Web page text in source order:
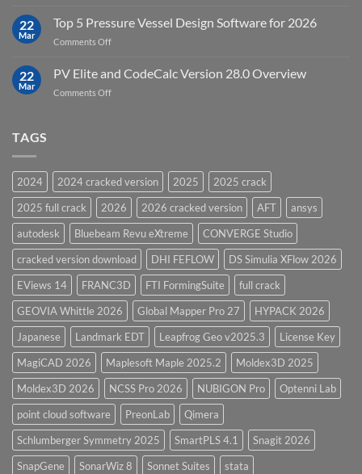
Software
Upgrades
in
12D
15.0
22
Mar
Top 5 Pressure Vessel Design Software for 2026
Comments Offon
Pressure
Vessel
22
Mar
PV Elite and CodeCalc Version 28.0 Overview
Comments Offon
28.0
Overview
TAGS
2024 2024 cracked version 2025
2025 crack
2025 full crack
2026 2026 cracked version AFT
ansys
autodesk
Bluebeam Revu eXtreme
CONVERGE Studio
cracked version download
DHI FEFLOW
DS Simulia XFlow 2026
EViews 14
FRANC3D FTI FormingSuite
full crack
GEOVIA Whittle 2026
Global Mapper Pro 27
HYPACK 2026
Japanese
Landmark EDT Leapfrog Geo v2025.3
License Key
MagiCAD 2026
Maplesoft Maple 2025.2
Moldex3D 2025
Moldex3D 2026
NCSS Pro 2026 NUBIGON Pro
Optenni Lab
point cloud software
PreonLab
Qimera
Schlumberger Symmetry 2025
SmartPLS 4.1
Snagit 2026
SnapGene
SonarWiz 8 Sonnet Suites
stata